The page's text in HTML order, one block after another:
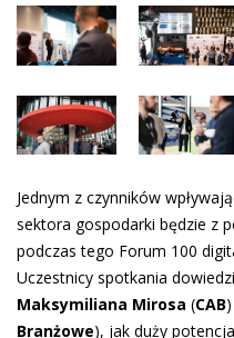
Jednym z czynników
sektora gospodarki będzie z
podczas tego Forum 100
Uczestnicy spotkania
Maksymiliana Mirosa (CAB
Branżowe), jak duży